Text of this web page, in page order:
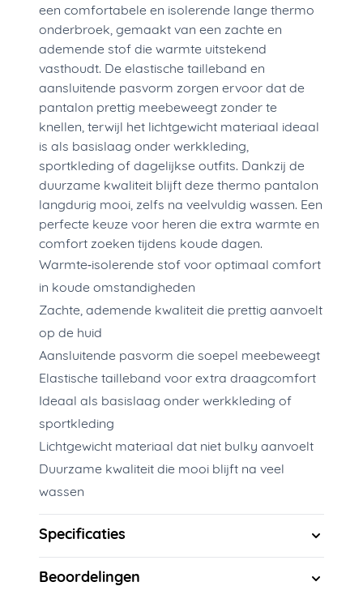
een comfortabele en isolerende lange thermo
onderbroek, gemaakt van een zachte en
ademende stof die warmte uitstekend
vasthoudt. De elastische tailleband en
aansluitende pasvorm zorgen ervoor dat de
pantalon prettig meebeweegt zonder te
knellen, terwijl het lichtgewicht materiaal ideaal
is als basislaag onder werkkleding,
sportkleding of dagelijkse outfits. Dankzij de
duurzame kwaliteit blijft deze thermo pantalon
langdurig mooi, zelfs na veelvuldig wassen. Een
perfecte keuze voor heren die extra warmte en
comfort zoeken tijdens koude dagen.
Warmte‑isolerende stof voor optimaal comfort
in koude omstandigheden
Zachte, ademende kwaliteit die prettig aanvoelt
op de huid
Aansluitende pasvorm die soepel meebeweegt
Elastische tailleband voor extra draagcomfort
Ideaal als basislaag onder werkkleding of
sportkleding
Lichtgewicht materiaal dat niet bulky aanvoelt
Duurzame kwaliteit die mooi blijft na veel
wassen
Specificaties
Beoordelingen